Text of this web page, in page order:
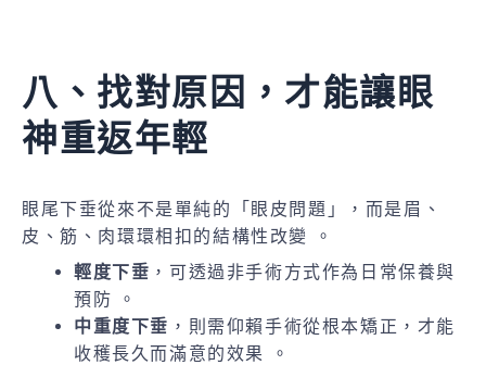
八、找對原因，才能讓眼
神重返年輕
眼尾下垂從來不是單純的「眼皮問題」，而是眉、
皮、筋、肉環環相扣的結構性改變 。
輕度下垂 ，可透過非手術方式作為日常保養與
預防 。
中重度下垂 ，則需仰賴手術從根本矯正，才能
收穫長久而滿意的效果 。